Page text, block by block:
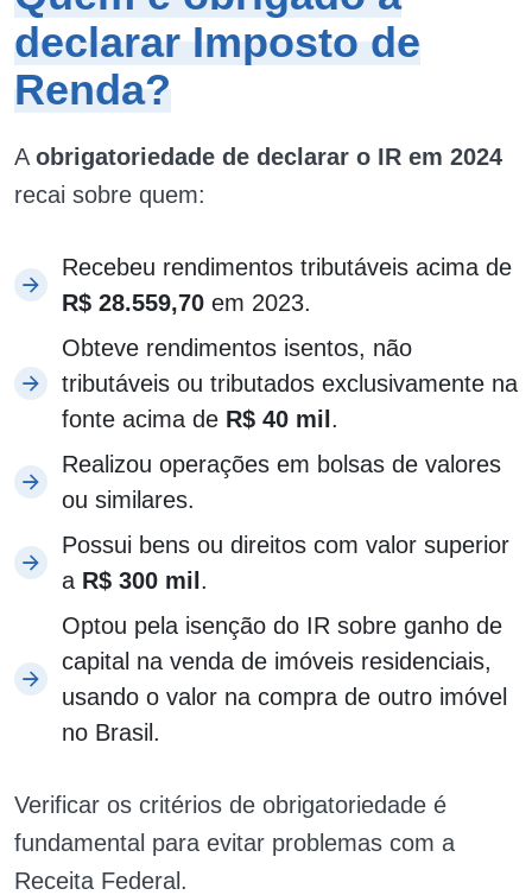
declarar Imposto de
Renda?
A obrigatoriedade de declarar o IR em 2024
recai sobre quem:
Recebeu rendimentos tributáveis acima de
R$ 28.559,70 em 2023.
Obteve rendimentos isentos, não
tributáveis ou tributados exclusivamente na
fonte acima de R$ 40 mil.
Realizou operações em bolsas de valores
ou similares.
Possui bens ou direitos com valor superior
a R$ 300 mil.
Optou pela isenção do IR sobre ganho de
capital na venda de imóveis residenciais,
usando o valor na compra de outro imóvel
no Brasil.
Verificar os critérios de obrigatoriedade é
fundamental para evitar problemas com a
Receita Federal.